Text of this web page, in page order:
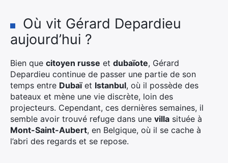
Où vit Gérard Depardieu
aujourd’hui ?
Bien que citoyen russe et dubaïote, Gérard
Depardieu continue de passer une partie de son
temps entre Dubaïet Istanbul, où il possède des
bateaux et mène une vie discrète, loin des
projecteurs. Cependant, ces dernières semaines, il
semble avoir trouvé refuge dans une villa située à
Mont-Saint-Aubert, en Belgique, où il se cache à
l’abri des regards et se repose.